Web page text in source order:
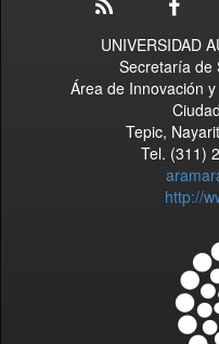
UNIVERSIDAD
Secretaría de
Área de Innovación
Tepic,
Tel. (311)
http://